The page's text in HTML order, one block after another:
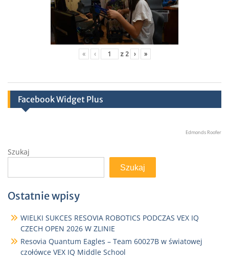
« ‹ z 2 › »
Facebook Widget Plus
Edmonds Roofer
Szukaj
Szukaj
Ostatnie wpisy
WIELKI SUKCES RESOVIA ROBOTICS PODCZAS VEX IQ
CZECH OPEN 2026 W ZLINIE
Resovia Quantum Eagles – Team 60027B w światowej
czołówce VEX IQ Middle School